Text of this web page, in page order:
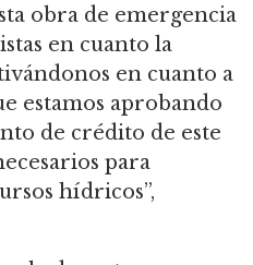
obra de emergencia
en cuanto la
en cuanto a
estamos aprobando
de crédito de este
para
hídricos”,